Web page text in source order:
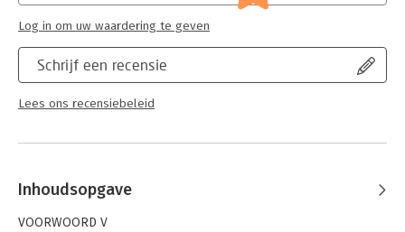
Schrijf een recensie
Lees ons recensiebeleid
Log in om uw waardering te geven
Inhoudsopgave
VOORWOORD V